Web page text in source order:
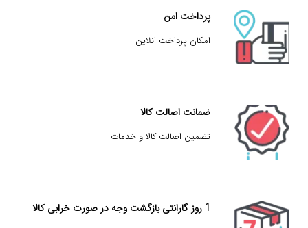
پرداخت امن
امکان پرداخت انلاین
ضمانت اصالت کالا
تضمین اصالت کالا و خدمات
1 روز گارانتی بازگشت وجه در صورت خرابی کالا